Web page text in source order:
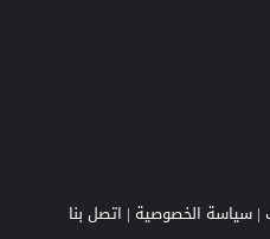
|سياسة الخصوصية | اتصل بنا